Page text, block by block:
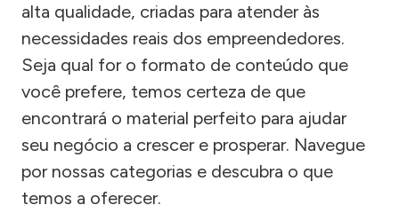
alta qualidade, criadas para atender às
necessidades reais dos empreendedores.
Seja qual for o formato de conteúdo que
você prefere, temos certeza de que
encontrará o material perfeito para ajudar
seu negócio a crescer e prosperar. Navegue
por nossas categorias e descubra o que
temos a oferecer.